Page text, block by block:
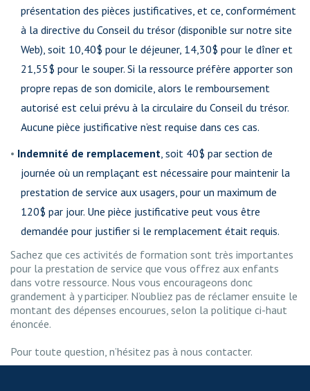
présentation des pièces justificatives, et ce, conformément
à la directive du Conseil du trésor (disponible sur notre site
Web), soit 10,40$ pour le déjeuner, 14,30$ pour le dîner et
21,55$ pour le souper. Si la ressource préfère apporter son
propre repas de son domicile, alors le remboursement
autorisé est celui prévu à la circulaire du Conseil du trésor.
Aucune pièce justificative n’est requise dans ces cas.
Indemnité de remplacement, soit 40$ par section de
journée où un remplaçant est nécessaire pour maintenir la
prestation de service aux usagers, pour un maximum de
120$ par jour. Une pièce justificative peut vous être
demandée pour justifier si le remplacement était requis.
Sachez que ces activités de formation sont très importantes
pour la prestation de service que vous offrez aux enfants
dans votre ressource. Nous vous encourageons donc
grandement à y participer. N’oubliez pas de réclamer ensuite le
montant des dépenses encourues, selon la politique ci-haut
énoncée.
Pour toute question, n’hésitez pas à nous contacter.